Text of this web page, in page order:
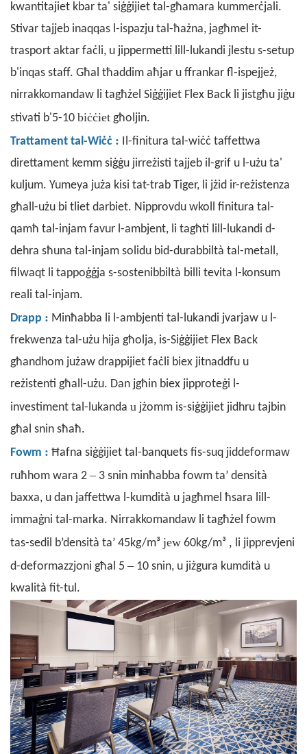
kwantitajiet kbar ta' siġġijiet tal-għamara kummerċjali.
Stivar tajjeb inaqqas l-ispazju tal-ħażna, jagħmel it-
trasport aktar faċli, u jippermetti lill-lukandi jlestu s-setup
b'inqas staff. Għal tħaddim aħjar u ffrankar fl-ispejjeż,
nirrakkomandaw li tagħżel Siġġijiet Flex Back li jistgħu jiġu
stivati ​​b'5-10 biċċiet għoljin.
Trattament tal-Wiċċ : Il-finitura tal-wiċċ taffettwa
direttament kemm siġġu jirreżisti tajjeb il-grif u l-użu ta'
kuljum. Yumeya juża kisi tat-trab Tiger, li jżid ir-reżistenza
għall-użu bi tliet darbiet. Nipprovdu wkoll finitura tal-
qamħ tal-injam favur l-ambjent, li tagħti lill-lukandi d-
dehra sħuna tal-injam solidu bid-durabbiltà tal-metall,
filwaqt li tappoġġja s-sostenibbiltà billi tevita l-konsum
reali tal-injam.
Drapp : Minħabba li l-ambjenti tal-lukandi jvarjaw u l-
frekwenza tal-użu hija għolja, is-Siġġijiet Flex Back
għandhom jużaw drappijiet faċli biex jitnaddfu u
reżistenti għall-użu. Dan jgħin biex jipproteġi l-
investiment tal-lukanda u jżomm is-siġġijiet jidhru tajbin
għal snin sħaħ.
Fowm : Ħafna siġġijiet tal-banquets fis-suq jiddeformaw
ruħhom wara 2 – 3 snin minħabba fowm ta’ densità
baxxa, u dan jaffettwa l-kumdità u jagħmel ħsara lill-
immaġni tal-marka. Nirrakkomandaw li tagħżel fowm
tas-sedil b’densità ta’ 45kg/m³ jew 60kg/m³ , li jipprevjeni
d-deformazzjoni għal 5 – 10 snin, u jiżgura kumdità u
kwalità fit-tul.